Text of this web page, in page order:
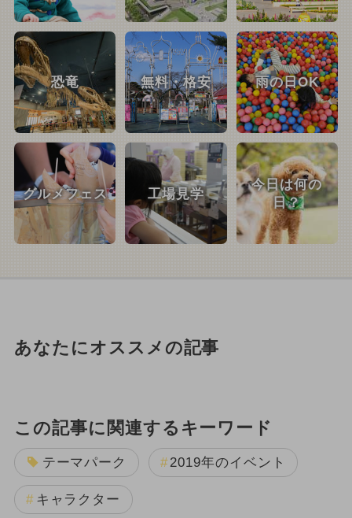
恐竜 無料・格安 雨の日OK
グルメフェス 工場見学
今日は何の
日？
あなたにオススメの記事
この記事に関連するキーワード
テーマパーク 2019年のイベント
キャラクター